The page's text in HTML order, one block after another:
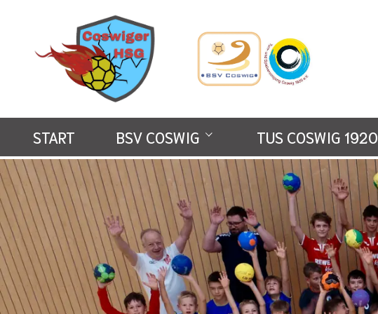
START BSV COSWIG
Über den Verein
Mitglied werden
TUS COSWIG 1920
Über den Verein
Mitglied werden